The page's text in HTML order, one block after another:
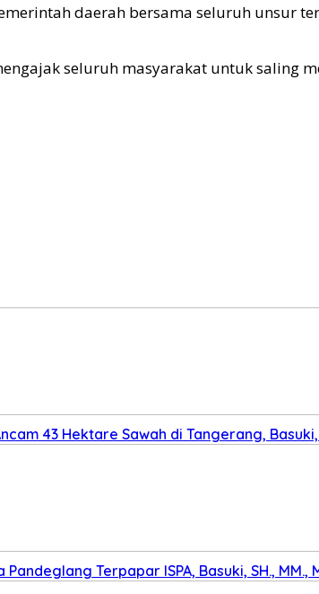
daerah bersama seluruh unsur
seluruh masyarakat untuk saling
43 Hektare Sawah di Tangerang,
Pandeglang Terpapar ISPA, Basuki, SH.,